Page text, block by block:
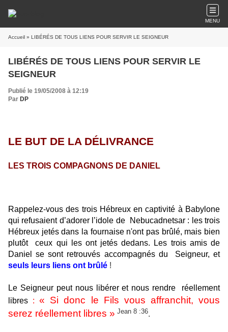
MENU
Accueil » LIBÉRÉS DE TOUS LIENS POUR SERVIR LE SEIGNEUR
LIBÉRÉS DE TOUS LIENS POUR SERVIR LE
SEIGNEUR
Publié le 19/05/2008 à 12:19
Par DP
LE BUT DE LA DÉLIVRANCE
LES TROIS COMPAGNONS DE DANIEL
Rappelez-vous des trois Hébreux en captivité à Babylone
qui refusaient d’adorer l’idole de
Nebucadnetsar : les trois
Hébreux jetés dans la fournaise n'ont pas brûlé, mais bien
plutôt
ceux qui les ont jetés dedans. Les trois amis de
Daniel se sont retrouvés accompagnés du
Seigneur, et
seuls leurs liens ont brûlé !
Le Seigneur peut nous libérer et nous rendre
réellement
libres :
« Si donc le Fils vous affranchit, vous
serez réellement libres » Jean 8 :36.